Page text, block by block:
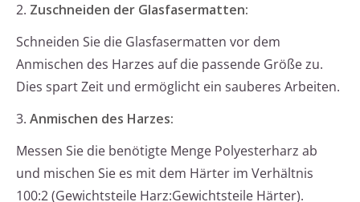
2. Zuschneiden der Glasfasermatten:
Schneiden Sie die Glasfasermatten vor dem
Anmischen des Harzes auf die passende Größe zu.
Dies spart Zeit und ermöglicht ein sauberes Arbeiten.
3. Anmischen des Harzes:
Messen Sie die benötigte Menge Polyesterharz ab
und mischen Sie es mit dem Härter im Verhältnis
100:2 (Gewichtsteile Harz:Gewichtsteile Härter).